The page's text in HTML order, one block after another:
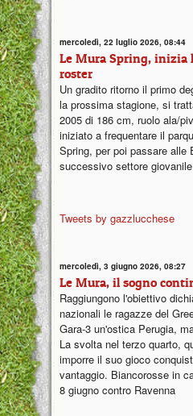
mercoledì, 22 luglio 2026, 08:44
Le Mura Spring, inizia
roster
Un gradito ritorno il primo
la prossima stagione, si
2005 di 186 cm, ruolo ala/
iniziato a frequentare il
Spring, per poi passare alle
successivo settore giovanile
Tweets by gazzlucchese
mercoledì, 3 giugno 2026, 08:27
Le Mura, il sogno
Raggiungono l'obiettivo
nazionali le ragazze del
Gara-3 un'ostica Perugia,
La svolta nel terzo quarto,
imporre il suo gioco
vantaggio. Biancorosse in
8 giugno contro Ravenna